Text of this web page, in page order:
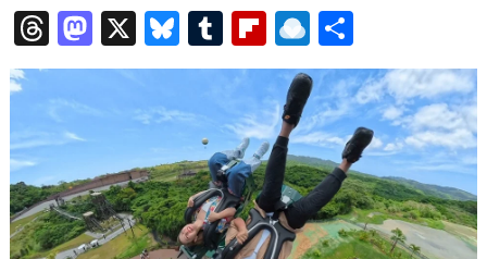
T
hr
e
a
d
s
M
a
d
o
n
X
Bl
u
s
k
y
T
u
bl
r
Fl
ip
b
o
ar
d
R
ai
n
dr
o
p.
io
有